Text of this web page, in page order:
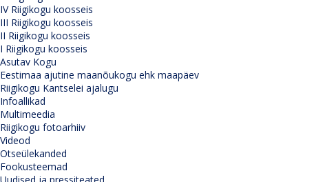
IV Riigikogu koosseis
III Riigikogu koosseis
II Riigikogu koosseis
I Riigikogu koosseis
Asutav Kogu
Eestimaa ajutine maanõukogu ehk maapäev
Riigikogu Kantselei ajalugu
Infoallikad
Multimeedia
Riigikogu fotoarhiiv
Videod
Otseülekanded
Fookusteemad